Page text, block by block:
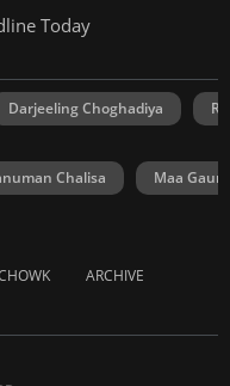
Today
Darjeeling Choghadiya
Chalisa Maa Gauri
ARCHIVE